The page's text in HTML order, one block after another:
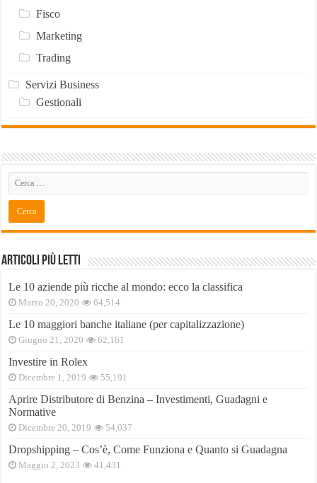
Fisco
Marketing
Trading
Servizi Business
Gestionali
Articoli Più Letti
Le 10 aziende più ricche al mondo: ecco la classifica
Marzo 20, 2020 64,514
Le 10 maggiori banche italiane (per capitalizzazione)
Giugno 21, 2020 62,161
Investire in Rolex
Dicembre 1, 2019 55,191
Aprire Distributore di Benzina – Investimenti, Guadagni e
Normative
Dicembre 20, 2019 54,037
Dropshipping – Cos’è, Come Funziona e Quanto si Guadagna
Maggio 2, 2023 41,431